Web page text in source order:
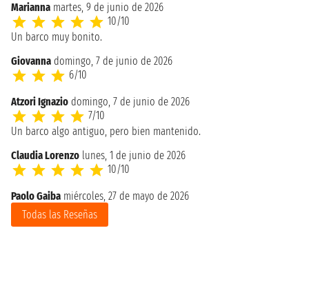
Marianna martes, 9 de junio de 2026
10/10
Un barco muy bonito.
Giovanna domingo, 7 de junio de 2026
6/10
Atzori Ignazio domingo, 7 de junio de 2026
7/10
Un barco algo antiguo, pero bien mantenido.
Claudia Lorenzo lunes, 1 de junio de 2026
10/10
Paolo Gaiba miércoles, 27 de mayo de 2026
Todas las Reseñas